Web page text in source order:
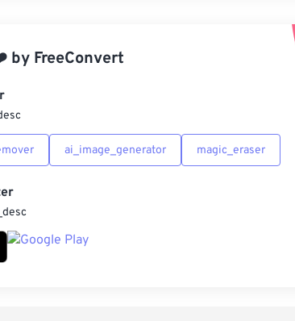
by FreeConvert
ai_image_generator magic_eraser